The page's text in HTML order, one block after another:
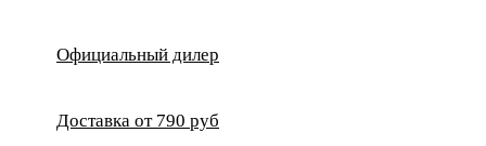
Официальный дилер
Доставка от 790 руб